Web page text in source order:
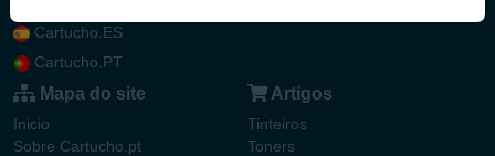
Cartucho.ES
Cartucho.PT
Mapa do site
Inicio
Sobre Cartucho.pt
Artigos
Tinteiros
Toners